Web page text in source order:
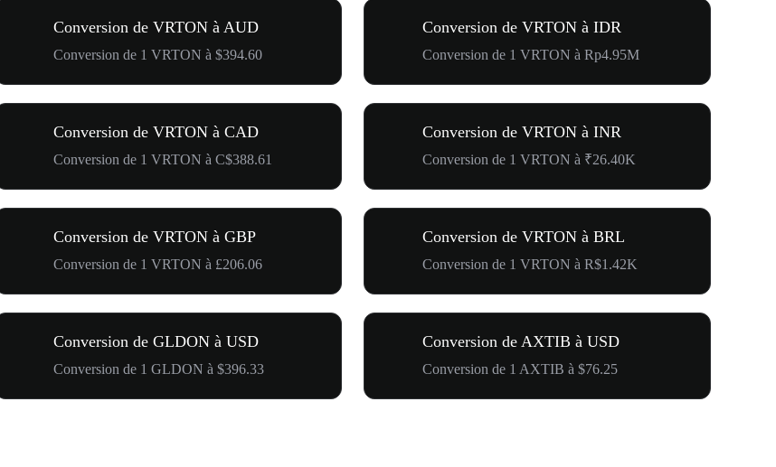
Conversion de VRTON à AUD
Conversion de 1 VRTON à $394.60
Conversion de VRTON à IDR
Conversion de 1 VRTON à Rp4.95M
Conversion de VRTON à CAD
Conversion de 1 VRTON à C$388.61
Conversion de VRTON à INR
Conversion de 1 VRTON à ₹26.40K
Conversion de VRTON à GBP
Conversion de 1 VRTON à £206.06
Conversion de VRTON à BRL
Conversion de 1 VRTON à R$1.42K
Conversion de GLDON à USD
Conversion de 1 GLDON à $396.33
Conversion de AXTIB à USD
Conversion de 1 AXTIB à $76.25